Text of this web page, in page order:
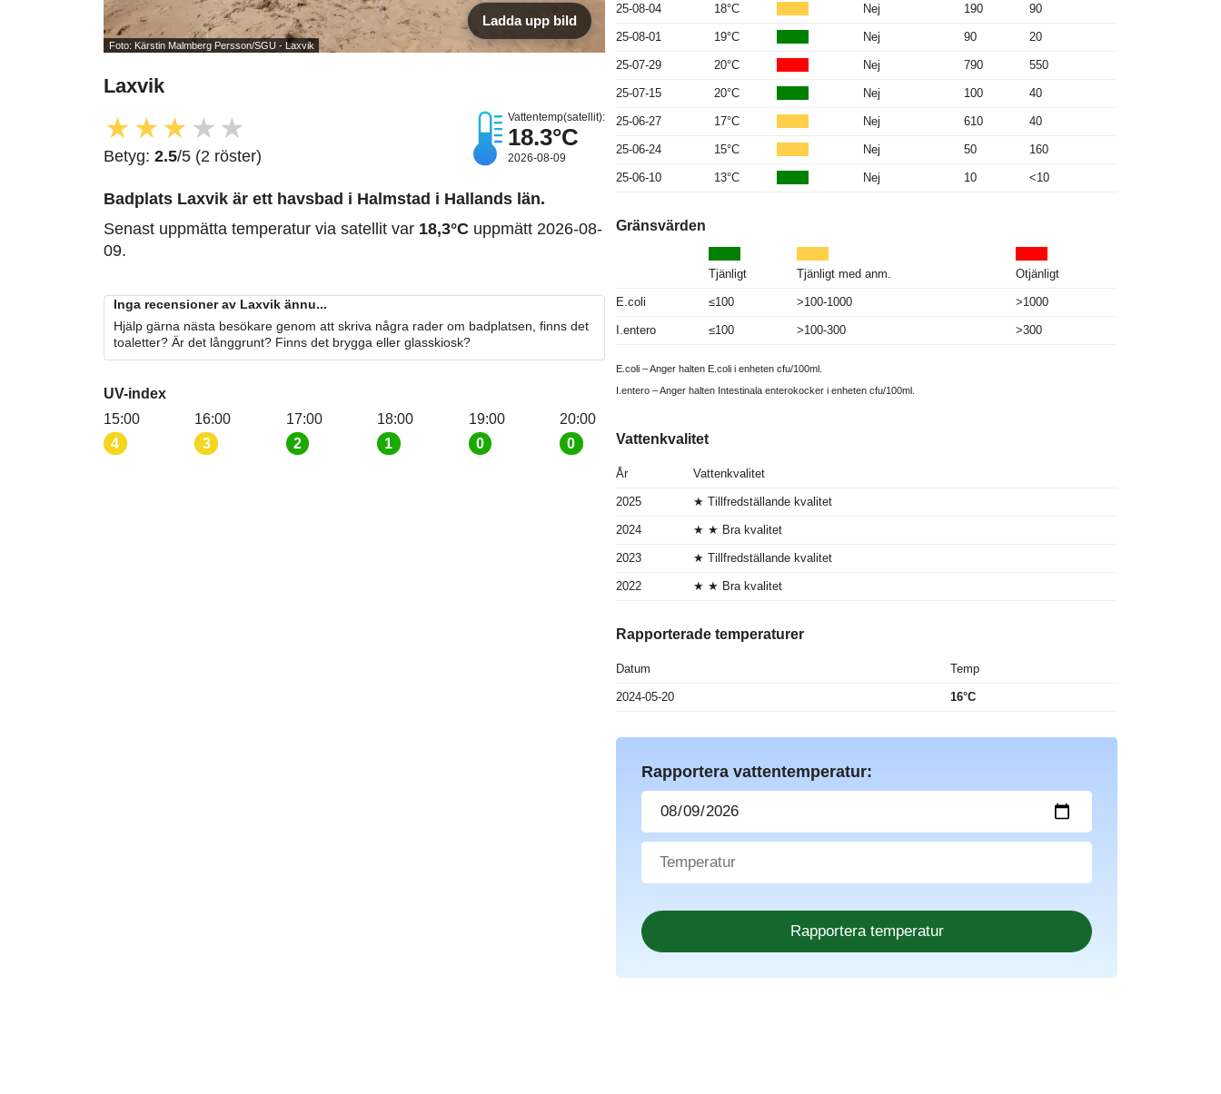
Foto: Kärstin Malmberg Persson/SGU - Laxvik
Ladda upp bild
Laxvik
★ ★★ ★ ★
Betyg: 2.5/5 (2 röster)
Vattentemp(satellit):
18.3°C
2026-08-09
Badplats Laxvik är ett havsbad i Halmstad i Hallands län.
Senast uppmätta temperatur via satellit var 18,3°C uppmätt 2026-08-
09.
Inga recensioner av Laxvik ännu...
Hjälp gärna nästa besökare genom att skriva några rader om badplatsen, finns det
toaletter? Är det långgrunt? Finns det brygga eller glasskiosk?
UV-index
15:00
4
16:00
3
17:00
2
18:00
1
19:00
0
20:00
0
25-08-04 18°C Nej 190 90
25-08-01 19°C Nej 90 20
25-07-29 20°C Nej 790 550
25-07-15 20°C Nej 100 40
25-06-27 17°C Nej 610 40
25-06-24 15°C Nej 50 160
25-06-10 13°C Nej 10 <10
Gränsvärden
Tjänligt Tjänligt med anm. Otjänligt
E.coli ≤100 >100-1000 >1000
I.entero ≤100 >100-300 >300
E.coli – Anger halten E.coli i enheten cfu/100ml.
I.entero – Anger halten Intestinala enterokocker i enheten cfu/100ml.
Vattenkvalitet
År Vattenkvalitet
2025 ★ Tillfredställande kvalitet
2024 ★ ★ Bra kvalitet
2023 ★ Tillfredställande kvalitet
2022 ★ ★ Bra kvalitet
Rapporterade temperaturer
Datum Temp
2024-05-20 16°C
Rapportera vattentemperatur: